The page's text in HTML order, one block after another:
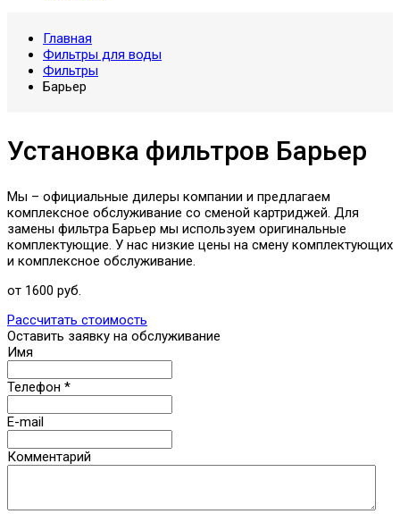
Главная
Фильтры для воды
Фильтры
Барьер
Установка фильтров Барьер
Мы – официальные дилеры компании и предлагаем
комплексное обслуживание со сменой картриджей. Для
замены фильтра Барьер мы используем оригинальные
комплектующие. У нас низкие цены на смену комплектующих
и комплексное обслуживание.
от 1600 руб.
Рассчитать стоимость
Оставить заявку на обслуживание
Имя
Телефон *
E-mail
Комментарий